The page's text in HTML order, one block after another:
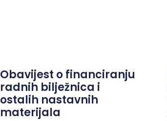
Obavijest o financiranju
radnih bilježnica i
ostalih nastavnih
materijala